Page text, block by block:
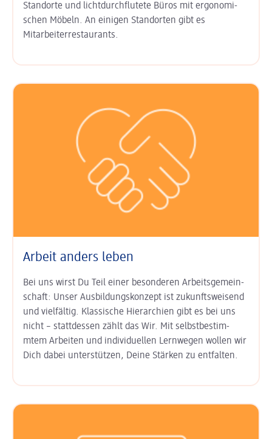
Standorte und licht­durchflutete Büros mit ergo­nomi­
schen Möbeln. An einigen Stand­orten gibt es
Mitarbeiter­restaurants.
Arbeit anders leben
Bei uns wirst Du Teil einer besonderen Arbeits­gemein­
schaft: Unser Aus­bildungs­konzept ist zukunfts­weisend
und vielfältig. Klas­sische Hierarchien gibt es bei uns
nicht – statt­dessen zählt das Wir. Mit selbst­bestim­
mtem Arbeiten und indi­viduel­len Lern­wegen wollen wir
Dich dabei unter­stützen, Deine Stärken zu entfalten.